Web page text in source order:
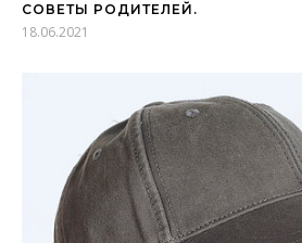
СОВЕТЫ РОДИТЕЛЕЙ.
18.06.2021